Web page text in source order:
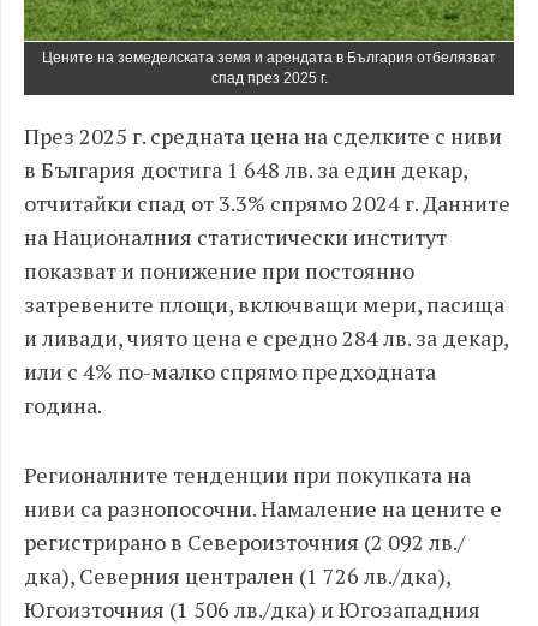
Цените на земеделската земя и арендата в България отбелязват
спад през 2025 г.
През 2025 г. средната цена на сделките с ниви
в България достига 1 648 лв. за един декар,
отчитайки спад от 3.3% спрямо 2024 г. Данните
на Националния статистически институт
показват и понижение при постоянно
затревените площи, включващи мери, пасища
и ливади, чиято цена е средно 284 лв. за декар,
или с 4% по-малко спрямо предходната
година.
Регионалните тенденции при покупката на
ниви са разнопосочни. Намаление на цените е
регистрирано в Североизточния (2 092 лв./
дка), Северния централен (1 726 лв./дка),
Югоизточния (1 506 лв./дка) и Югозападния